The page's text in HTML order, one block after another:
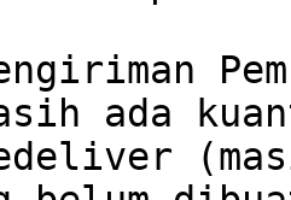
ada